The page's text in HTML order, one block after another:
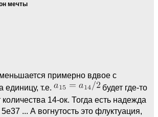
мечты
примерно вдвое с
единицу, т.е.
будет где-то
количества 14-ок. Тогда есть надежда
... А вогнутость это флуктуация,